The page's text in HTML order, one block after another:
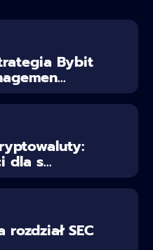
Bybit
dla s...
SEC